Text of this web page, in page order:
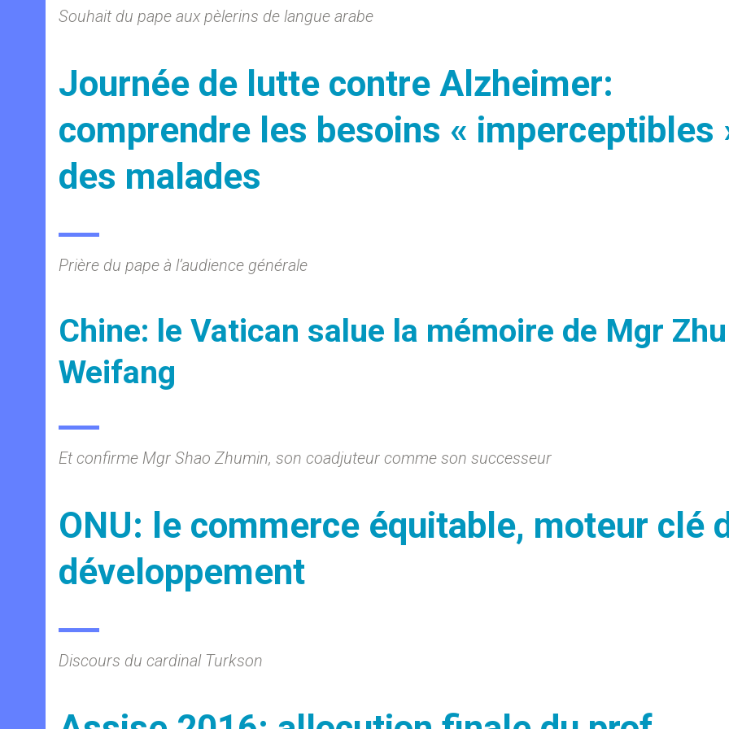
Souhait du pape aux pèlerins de langue arabe
Journée de lutte contre Alzheimer:
comprendre les besoins « imperceptibles
des malades
Prière du pape à l’audience générale
Chine: le Vatican salue la mémoire de Mgr Zhu
Weifang
Et confirme Mgr Shao Zhumin, son coadjuteur comme son successeur
ONU: le commerce équitable, moteur clé
développement
Discours du cardinal Turkson